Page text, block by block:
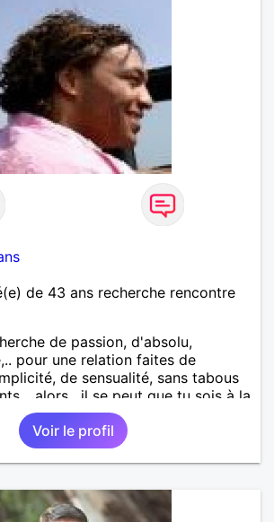
de 43 ans recherche rencontre
de passion, d'absolu,
pour une relation faites de
de sensualité, sans tabous
alors , il se peut que tu sois à la
Voir le profil